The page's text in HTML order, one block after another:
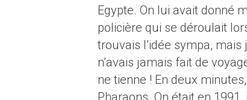
Egypte. On lui avait donné
policière qui se déroulait
trouvais l’idée sympa,
n’avais jamais fait de
ne tienne ! En deux
Pharaons. On était en